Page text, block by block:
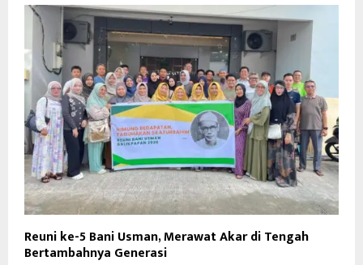
Reuni ke-5 Bani Usman, Merawat Akar di Tengah
Bertambahnya Generasi